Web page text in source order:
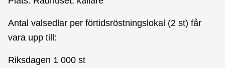
Antal valsedlar per förtidsröstningslokal (2 st) får
vara upp till:
Riksdagen 1 000 st